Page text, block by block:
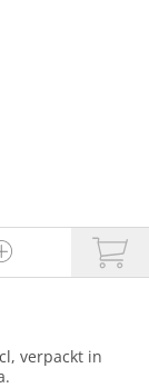
verpackt in